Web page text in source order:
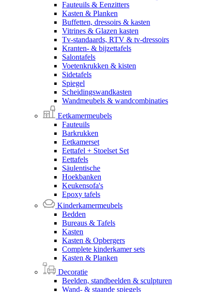
Fauteuils & Eenzitters
Kasten & Planken
Buffetten, dressoirs & kasten
Vitrines & Glazen kasten
Tv-standaards, RTV & tv-dressoirs
Kranten- & bijzettafels
Salontafels
Voetenkrukken & kisten
Sidetafels
Spiegel
Scheidingswandkasten
Wandmeubels & wandcombinaties
Eetkamermeubels
Fauteuils
Barkrukken
Eetkamerset
Eettafel + Stoelset Set
Eettafels
Säulentische
Hoekbanken
Keukensofa's
Epoxy tafels
Kinderkamermeubels
Bedden
Bureaus & Tafels
Kasten
Kasten & Opbergers
Complete kinderkamer sets
Kasten & Planken
Decoratie
Beelden, standbeelden & sculpturen
Wand- & staande spiegels